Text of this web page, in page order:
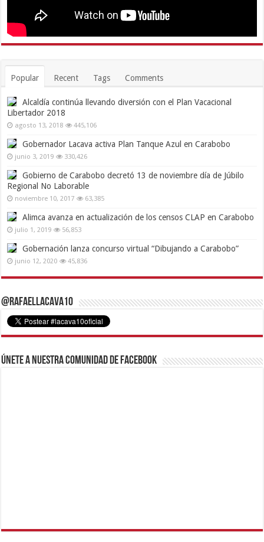
Popular Recent Tags Comments
Alcaldía continúa llevando diversión con el Plan Vacacional
Libertador 2018
agosto 13, 2018 445,106
Gobernador Lacava activa Plan Tanque Azul en Carabobo
junio 3, 2019 330,426
Gobierno de Carabobo decretó 13 de noviembre día de Júbilo
Regional No Laborable
noviembre 10, 2017 63,385
Alimca avanza en actualización de los censos CLAP en Carabobo
julio 1, 2019 56,853
Gobernación lanza concurso virtual “Dibujando a Carabobo”
junio 12, 2020 45,836
@RafaelLacava10
Únete a nuestra comunidad de Facebook